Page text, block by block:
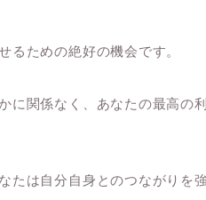
るための絶好の機会です。
に関係なく、あなたの最高の
たは自分自身とのつながりを